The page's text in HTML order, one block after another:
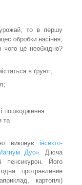
то в першу
обробки насіння,
це необхідно?
в ґрунті;
пошкодження
та
виконує інсекто-
Дуо». Діюча
пенсикурон. Його
протравление
картоплі)